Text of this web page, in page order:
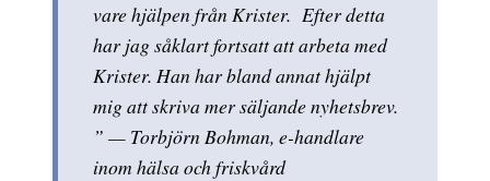
vare hjälpen från Krister. Efter detta
har jag såklart fortsatt att arbeta med
Krister. Han har bland annat hjälpt
mig att skriva mer säljande nyhetsbrev.
” — Torbjörn Bohman, e-handlare
inom hälsa och friskvård